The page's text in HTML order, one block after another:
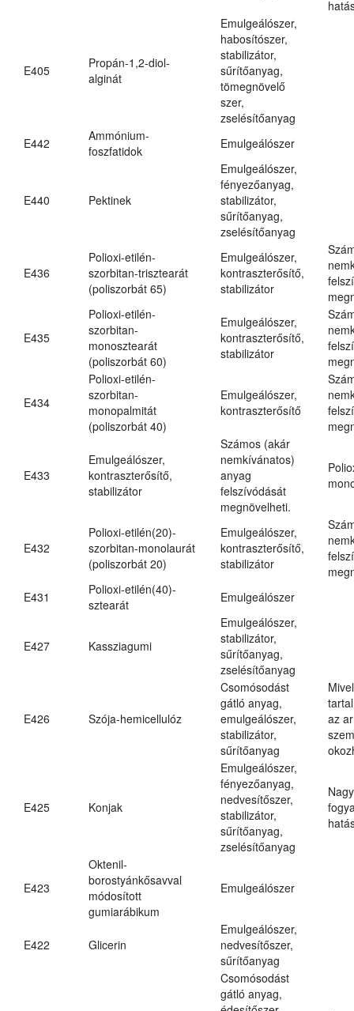
E405
Propán-1,2-diol-
alginát
Emulgeálószer,
habosítószer,
stabilizátor,
sűrítőanyag,
tömegnövelő
szer,
zselésítőanyag
E442
Ammónium-
foszfatidok
Emulgeálószer
E440 Pektinek
Emulgeálószer,
fényezőanyag,
stabilizátor,
sűrítőanyag,
zselésítőanyag
E436
Polioxi-etilén-
szorbitan-trisztearát
(poliszorbát 65)
Emulgeálószer,
kontraszterősítő,
stabilizátor
E435
Polioxi-etilén-
szorbitan-
monosztearát
(poliszorbát 60)
Emulgeálószer,
kontraszterősítő,
stabilizátor
E434
Polioxi-etilén-
szorbitan-
monopalmitát
(poliszorbát 40)
Emulgeálószer,
kontraszterősítő
E433
Emulgeálószer,
kontraszterősítő,
stabilizátor
Számos (akár
nemkívánatos)
anyag
felszívódását
megnövelheti.
E432
Polioxi-etilén(20)-
szorbitan-monolaurát
(poliszorbát 20)
Emulgeálószer,
kontraszterősítő,
stabilizátor
E431
Polioxi-etilén(40)-
sztearát
Emulgeálószer
E427 Kassziagumi
Emulgeálószer,
stabilizátor,
sűrítőanyag,
zselésítőanyag
E426 Szója-hemicellulóz
Csomósodást
gátló anyag,
emulgeálószer,
stabilizátor,
sűrítőanyag
az
E425 Konjak
Emulgeálószer,
fényezőanyag,
nedvesítőszer,
stabilizátor,
sűrítőanyag,
zselésítőanyag
E423
Oktenil-
borostyánkősavval
módosított
gumiarábikum
Emulgeálószer
E422 Glicerin
Emulgeálószer,
nedvesítőszer,
sűrítőanyag
Csomósodást
gátló anyag,